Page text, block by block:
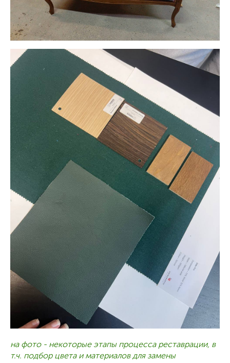
на фото - некоторые этапы процесса реставрации, в
т.ч. подбор цвета и материалов для замены